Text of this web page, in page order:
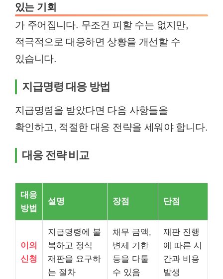
있는 기회
가 주어집니다. 무조건 피할 수는 없지만,
적극적으로 대응하면 상황을 개선할 수
있습니다.
지급명령 대응 방법
지급명령을 받았다면 다음 사항들을
확인하고, 적절한 대응 전략을 세워야 합니다.
대응 전략 비교
대응
방법
설명 장점 단점
이의
신청
지급명령에 불
복하고 정식
재판을 요구하
는 절차
채무 금액,
변제 기한
등을 다툴
수 있음
재판 진행
에 따른 시
간과 비용
발생